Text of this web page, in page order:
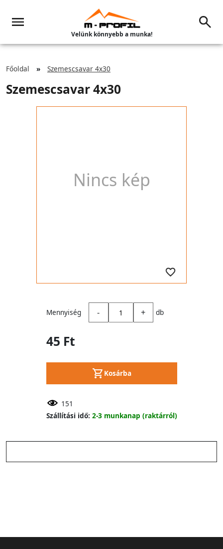
Velünk könnyebb a munka!
Főoldal Szemescsavar 4x30
Szemescsavar 4x30
Nincs kép
Mennyiség - + db
45 Ft
Kosárba
151
Szállítási idő: 2-3 munkanap (raktárról)